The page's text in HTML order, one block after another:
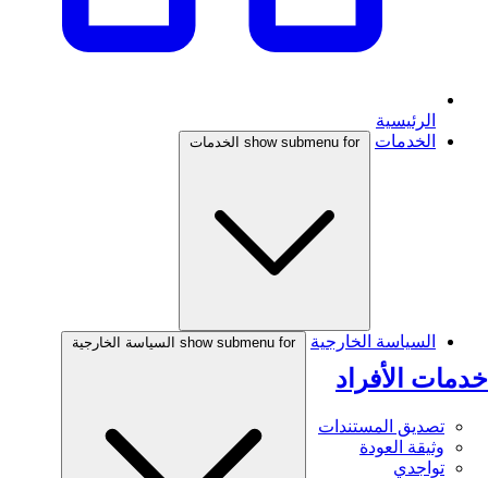
الرئيسية
الخدمات
show submenu for الخدمات
خدمات الأفراد
تصديق المستندات
وثيقة العودة
تواجدي
السياسة الخارجية show submenu for السياسة الخارجية